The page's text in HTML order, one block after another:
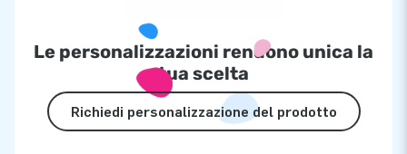
Le personalizzazioni rendono unica la
tua scelta
Richiedi personalizzazione del prodotto